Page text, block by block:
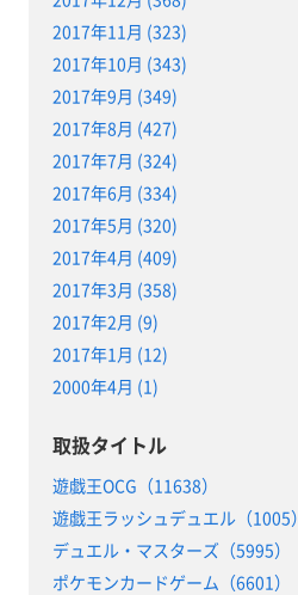
2017年11月 (323)
2017年10月 (343)
2017年9月 (349)
2017年8月 (427)
2017年7月 (324)
2017年6月 (334)
2017年5月 (320)
2017年4月 (409)
2017年3月 (358)
2017年2月 (9)
2017年1月 (12)
2000年4月 (1)
取扱タイトル
遊戯王OCG（11638）
遊戯王ラッシュデュエル（1005）
デュエル・マスターズ（5995）
ポケモンカードゲーム（6601）